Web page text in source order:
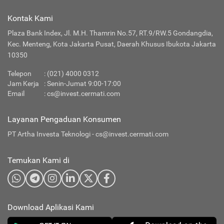
Kontak Kami
Plaza Bank Index, Jl. M.H. Thamrin No.57, RT.9/RW.5 Gondangdia,
Kec. Menteng, Kota Jakarta Pusat, Daerah Khusus Ibukota Jakarta
10350
Telepon : (021) 4000 0312
Jam Kerja
: Senin-Jumat 9:00-17:00
Email
:cs@invest.cermati.com
Layanan Pengaduan Konsumen
PT Artha Investa Teknologi -cs@invest.cermati.com
Temukan Kami di
Download Aplikasi Kami